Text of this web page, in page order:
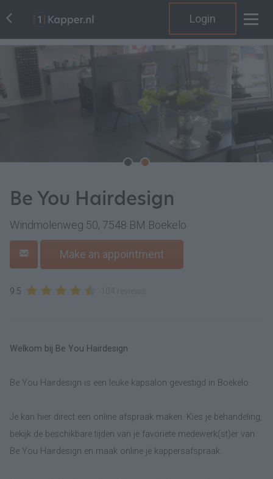
Login
Be You Hairdesign
Windmolenweg 50, 7548 BM Boekelo
Make an appointment
9.5
Welkom bij Be You Hairdesign
Be You Hairdesign is een leuke kapsalon gevestigd in Boekelo.
Je kan hier direct een online afspraak maken. Kies je behandeling,
bekijk de beschikbare tijden van je favoriete medewerk(st)er van
Be You Hairdesign en maak online je kappersafspraak.